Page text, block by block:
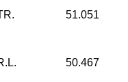
51.051
50.467